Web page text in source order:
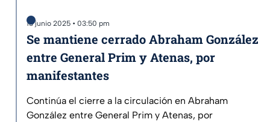
13 junio 2025 • 03:50 pm
Se mantiene cerrado Abraham González
entre General Prim y Atenas, por
manifestantes
Continúa el cierre a la circulación en Abraham
González entre General Prim y Atenas, por